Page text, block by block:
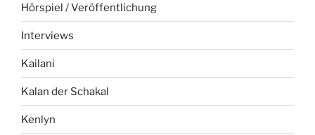
Hörspiel / Veröffentlichung
Interviews
Kailani
Kalan der Schakal
Kenlyn